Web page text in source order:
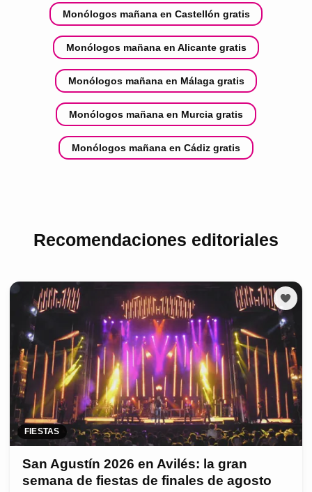
Monólogos mañana en Castellón gratis
Monólogos mañana en Alicante gratis
Monólogos mañana en Málaga gratis
Monólogos mañana en Murcia gratis
Monólogos mañana en Cádiz gratis
Recomendaciones editoriales
FIESTAS
San Agustín 2026 en Avilés: la gran
semana de fiestas de finales de agosto